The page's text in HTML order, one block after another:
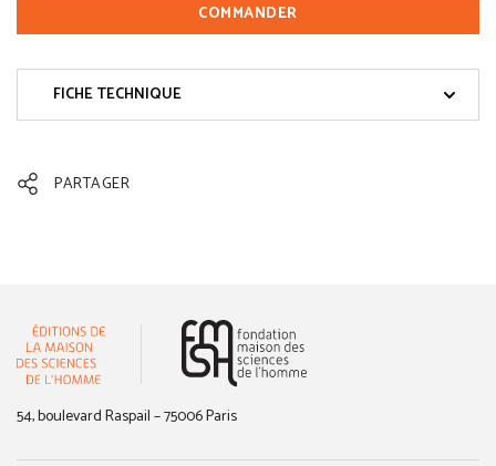
COMMANDER
FICHE TECHNIQUE
PARTAGER
54, boulevard Raspail – 75006 Paris